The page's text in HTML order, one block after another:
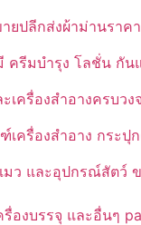
ยปลีกส่งผ้าม่านรา
มบำรุง โลชั่น กันแ
ครื่องสำอางครบวง
เครื่องสำอาง กระ
ว และอุปกรณ์สัตว์
รื่องบรรจุ และอื่นๆ